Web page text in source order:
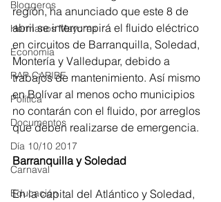
Bloggeros
Hermanos Mayores
Economía
RAP CARIBE
Política
Documentos
Día 10/10 2017
Carnaval
Educación
región, ha anunciado que este 8 de
abril se interrumpirá el fluido eléctrico
en circuitos de Barranquilla, Soledad,
Montería y Valledupar, debido a
trabajos de mantenimiento. Así mismo
en Bolívar al menos ocho municipios
no contarán con el fluido, por arreglos
que deben realizarse de emergencia.
Barranquilla y Soledad
En la capital del Atlántico y Soledad,